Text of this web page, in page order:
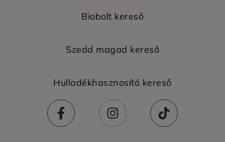
Biobolt kereső
Szedd magad kereső
Hulladékhasznosító kereső